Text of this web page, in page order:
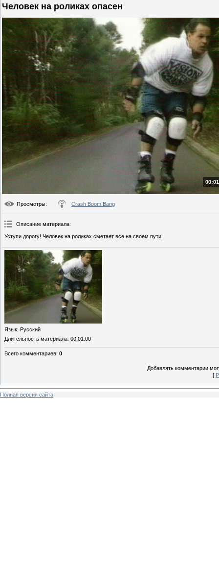
Человек на роликах опасен
Просмотры: Crash Boom Bang
Описание материала:
Уступи дорогу! Человек на роликах сметает все на своем пути.
Язык: Русский
Длительность материала: 00:01:00
Всего комментариев: 0
Добавлять комментарии
[
Полная версия сайта